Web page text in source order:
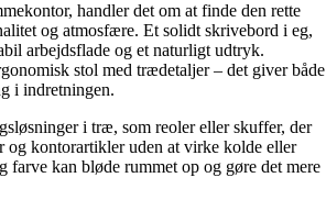
handler det om at finde den rette
og atmosfære. Et solidt skrivebord i eg,
arbejdsflade og et naturligt udtryk.
stol med trædetaljer – det giver både
i indretningen.
i træ, som reoler eller skuffer, der
og kontorartikler uden at virke kolde eller
farve kan bløde rummet op og gøre det mere